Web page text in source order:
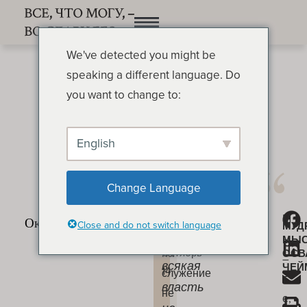
Суть миссионерства
ОСВАЛЬД ЧЕЙМБЕРС
Суть
Октябрь
14
«Дана
всякая
власть
отправляется
на
служение
не
М
ы
–
т
е,
We've detected you might be
speaking a different language. Do
you want to change to:
English
Change Language
Close and do not switch language